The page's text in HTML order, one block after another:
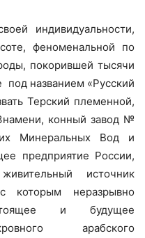
индивидуальности,
феноменальной по
покорившей тысячи
под названием «Русский
Терский племенной,
конный завод №
Минеральных Вод и
предприятие России,
источник
которым неразрывно
и будущее
арабского